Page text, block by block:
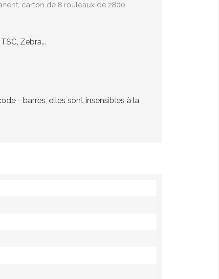
carton de 8 rouleaux de 2800
Zebra...
- barres, elles sont insensibles à la